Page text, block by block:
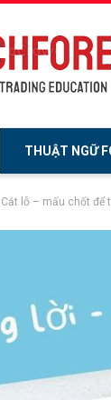
THUẬT NGỮ
Cắt lỗ – mấu chốt để